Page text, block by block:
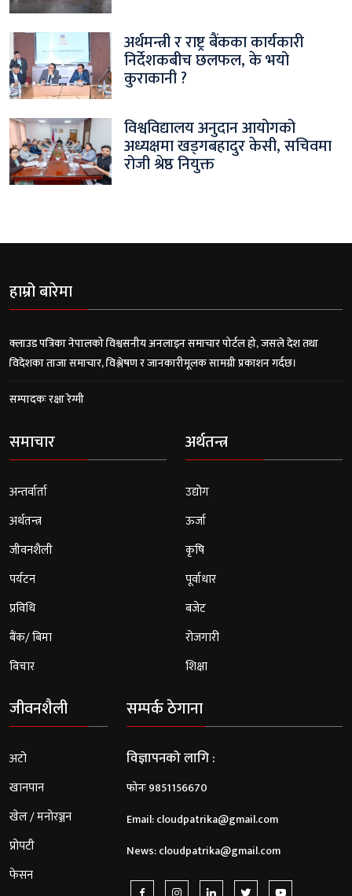
अर्थमन्त्री र राष्ट्र बैंकका कार्यकारी
निर्देशकबीच छलफल, के भयो
कुराकानी ?
विश्वविद्यालय अनुदान आयोगको
अध्यक्षमा खड्गबहादुर केसी, सचिवमा
रोजी श्रेष्ठ नियुक्त
हाम्रो बारेमा
क्लाउड पत्रिका नेपालको विश्वसनीय अनलाइन समाचार पोर्टल हो, जसले देश तथा
विदेशका ताजा समाचार, विश्लेषण र जानकारीमूलक सामग्री प्रकाशन गर्दछ।
सम्पादकः रक्षा रेग्मी
समाचार
अन्तर्वार्ता
अर्थतन्त्र
जीवनशैली
पर्यटन
प्रविधि
बैंक/ बिमा
विचार
अर्थतन्त्र
उद्योग
ऊर्जा
कृषि
पूर्वाधार
बजेट
रोजगारी
शिक्षा
जीवनशैली
अटो
खानपान
खेल / मनोरञ्जन
प्रोपटी
फेसन
सम्पर्क ठेगाना
विज्ञापनको लागि :
फोनः 9851156670
Email:cloudpatrika@gmail.com
News:cloudpatrika@gmail.com